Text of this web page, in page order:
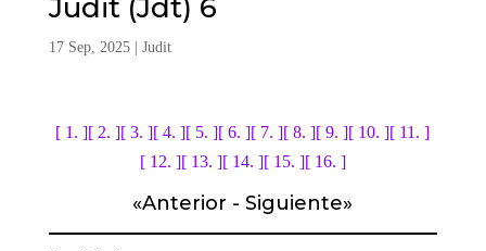
Judit (Jdt) 6
17 Sep, 2025| Judit
[ 1. ][ 2. ][ 3. ][ 4. ][ 5. ][ 6. ][ 7. ][ 8. ][ 9. ][ 10. ][ 11. ]
[ 12. ][ 13. ][ 14. ][ 15. ][ 16. ]
«Anterior -Siguiente»